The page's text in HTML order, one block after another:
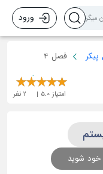
ورود
فصل 4
امتیاز 5.0
2 نفر
خود شوید